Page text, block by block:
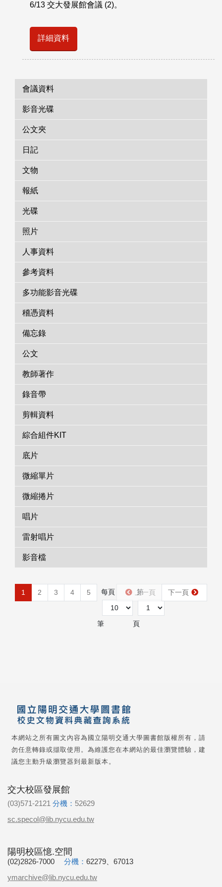
6/13 交大發展館會議 (2)。
詳細資料
會議資料
影音光碟
公文夾
日記
文物
報紙
光碟
照片
人事資料
參考資料
多功能影音光碟
稽憑資料
備忘錄
公文
教師著作
錄音帶
剪輯資料
綜合組件KIT
底片
微縮單片
微縮捲片
唱片
雷射唱片
影音檔
1 2 3 4 5 每頁
筆
第
頁
上一頁 下一頁
本網站之所有圖文內容為國立陽明交通大學圖書館版權所有，請
勿任意轉錄或擷取使用。為維護您在本網站的最佳瀏覽體驗，建
議您主動升級瀏覽器到最新版本。
交大校區發展館
(03)571-2121 分機： 52629
sc.specol@lib.nycu.edu.tw
陽明校區憶.空間
(02)2826-7000 分機： 62279、67013
ymarchive@lib.nycu.edu.tw